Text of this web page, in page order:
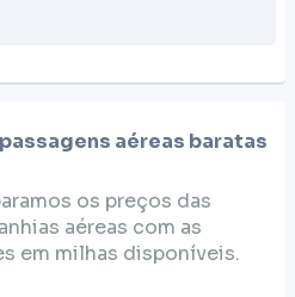
aéreas baratas
os preços das
aéreas com as
em milhas disponíveis.